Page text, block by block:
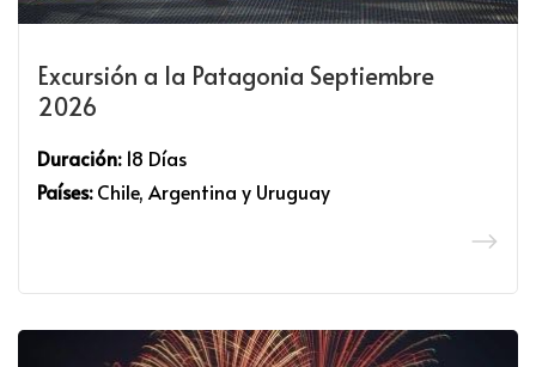
Excursión a la Patagonia Septiembre
2026
Duración:18 Días
Países:Chile, Argentina y Uruguay